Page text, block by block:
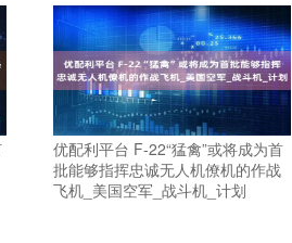
优配利平台 F-22“猛禽”或将成为首
批能够指挥忠诚无人机僚机的作战
飞机_美国空军_战斗机_计划